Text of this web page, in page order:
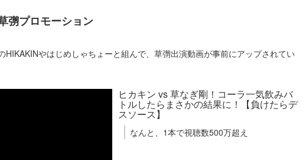
彅プロモーション
HIKAKINやはじめしゃちょーと組んで、草彅出演動画が事前にアップされてい
ヒカキン vs 草なぎ剛！コーラ一気飲みバ
トルしたらまさかの結果に！【負けたらデ
スソース】
なんと、1本で視聴数500万超え